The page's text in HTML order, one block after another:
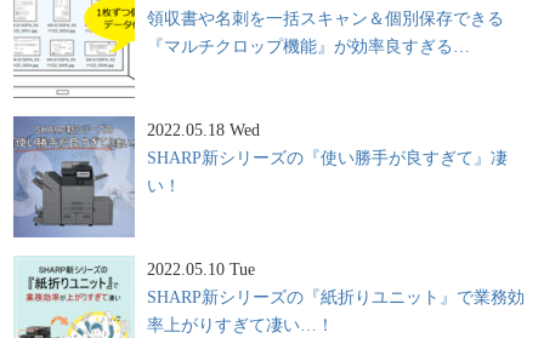
領収書や名刺を一括スキャン＆個別保存できる
『マルチクロップ機能』が効率良すぎる…
2022.05.18 Wed
SHARP新シリーズの『使い勝手が良すぎて』凄
い！
2022.05.10 Tue
SHARP新シリーズの『紙折りユニット』で業務効
率上がりすぎて凄い…！